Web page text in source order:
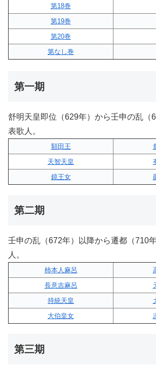
第18巻
第19巻
第20巻
第なし巻
第一期
舒明天皇即位（629年）から壬申の乱（
表歌人。
額田王
天智天皇
鏡王女
第二期
壬申の乱（672年）以降から遷都（710
人。
柿本人麻呂
長意吉麻呂
持統天皇
大伯皇女
第三期